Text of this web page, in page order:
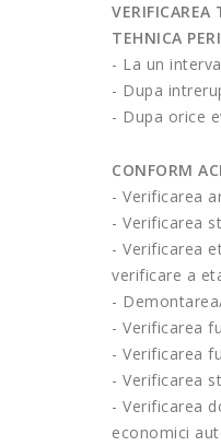
TEHNICA
- La un
- Dupa
- Dupa orice
CONFORM
- Verificarea
- Verificarea
- Verificarea
verificare a
-
- Verificarea
- Verificarea
- Verificarea
- Verificarea
economici